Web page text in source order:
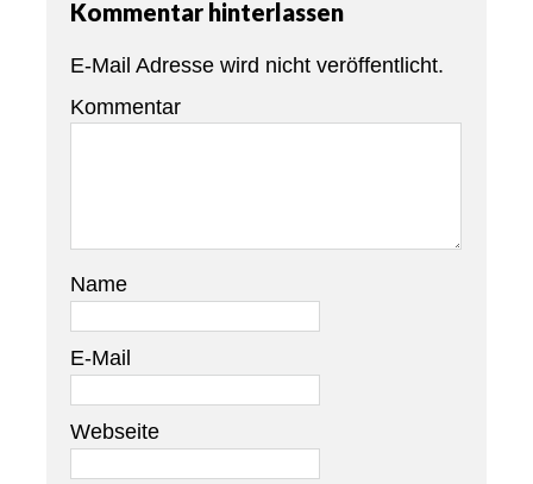
Kommentar hinterlassen
E-Mail Adresse wird nicht veröffentlicht.
Kommentar
Name
E-Mail
Webseite